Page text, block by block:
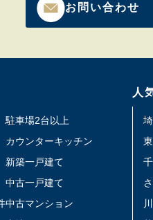
お問い合わせ
駐車場2台以上
カウンターキッチン
新築一戸建て
中古一戸建て
中古マンション
人